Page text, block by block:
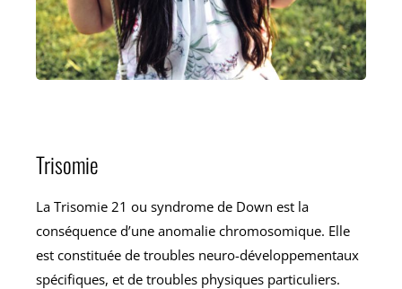
Trisomie
La Trisomie 21 ou syndrome de Down est la
conséquence d’une anomalie chromosomique. Elle
est constituée de troubles neuro-développementaux
spécifiques, et de troubles physiques particuliers.